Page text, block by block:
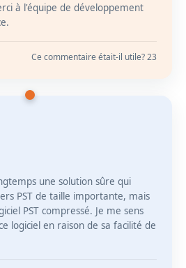
à l'équipe de développement
Ce commentaire était-il utile? 23
une solution sûre qui
PST de taille importante, mais
PST compressé. Je me sens
logiciel en raison de sa facilité de